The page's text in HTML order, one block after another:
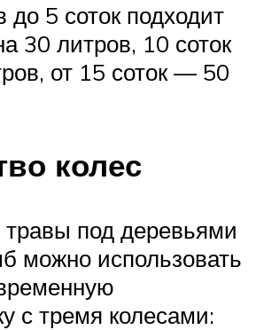
до 5 соток подходит
30 литров, 10 соток
от 15 соток — 50
колес
под деревьями
можно использовать
с тремя колесами: